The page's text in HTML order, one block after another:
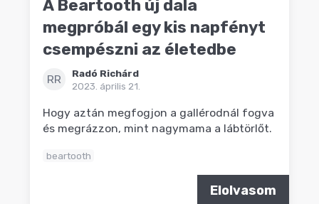
A Beartooth új dala
megpróbál egy kis napfényt
csempészni az életedbe
RR
Radó Richárd
2023. április 21.
Hogy aztán megfogjon a gallérodnál fogva
és megrázzon, mint nagymama a lábtörlőt.
beartooth
Elolvasom